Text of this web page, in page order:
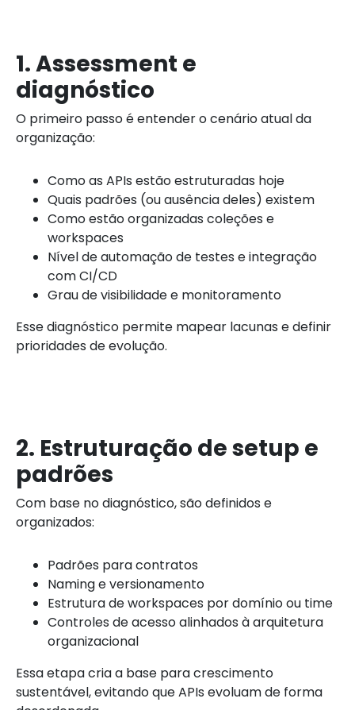
1. Assessment e
diagnóstico
O primeiro passo é entender o cenário atual da
organização:
Como as APIs estão estruturadas hoje
Quais padrões (ou ausência deles) existem
Como estão organizadas coleções e
workspaces
Nível de automação de testes e integração
com CI/CD
Grau de visibilidade e monitoramento
Esse diagnóstico permite mapear lacunas e definir
prioridades de evolução.
2. Estruturação de setup e
padrões
Com base no diagnóstico, são definidos e
organizados:
Padrões para contratos
Naming e versionamento
Estrutura de workspaces por domínio ou time
Controles de acesso alinhados à arquitetura
organizacional
Essa etapa cria a base para crescimento
sustentável, evitando que APIs evoluam de forma